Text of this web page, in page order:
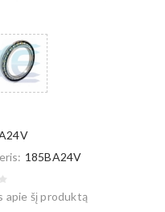
185BA24V
apie šį produktą